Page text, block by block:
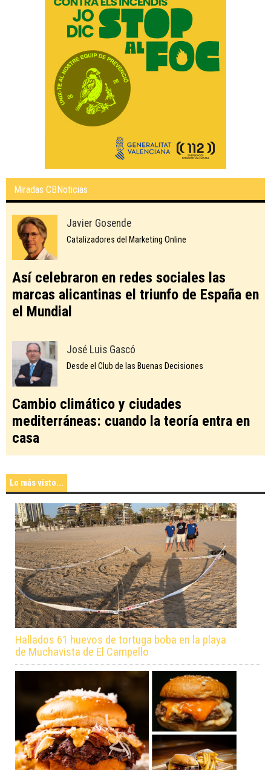
Miradas CBNoticias
Javier Gosende
Catalizadores del Marketing Online
Así celebraron en redes sociales las
marcas alicantinas el triunfo de España en
el Mundial
José Luis Gascó
Desde el Club de las Buenas Decisiones
Cambio climático y ciudades
mediterráneas: cuando la teoría entra en
casa
Lo más visto...
Hallados 61 huevos de tortuga boba en la playa
de Muchavista de El Campello